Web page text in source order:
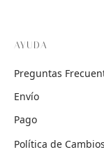
AYUDA
Preguntas
Envío
Pago
Política de